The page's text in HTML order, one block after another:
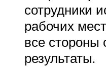
сотрудники
рабочих
все стороны
результаты.